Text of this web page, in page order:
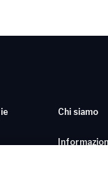
Chi siamo